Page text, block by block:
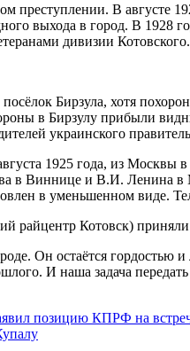
преступлении. В
выхода в город. В 1928
дивизии
Бирзула, хотя
в Бирзулу
украинского
1925 года, из Москвы
Виннице и В.И. Ленина в
в уменьшенном виде.
райцентр Котовск)
Он остаётся гордостью
И наша задача
позицию КПРФ на